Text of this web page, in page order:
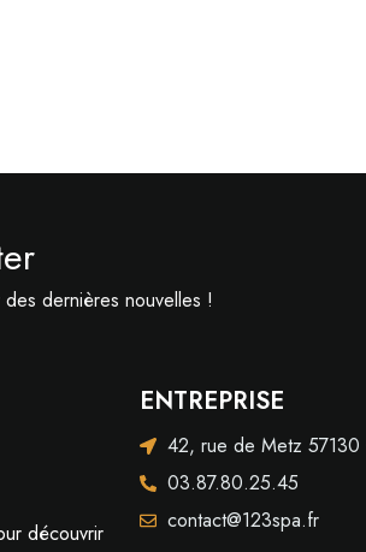
dernières nouvelles !
découvrir
ENTREPRISE
42, rue de Metz 57130
03.87.80.25.45
contact@123spa.fr